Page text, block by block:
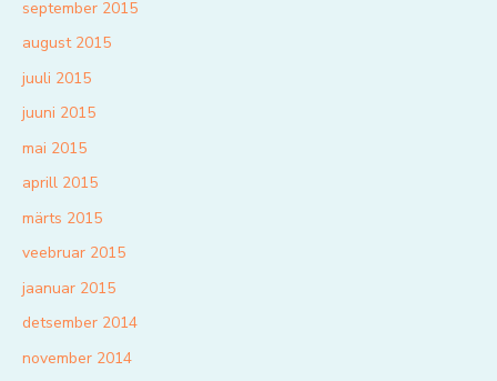
september 2015
august 2015
juuli 2015
juuni 2015
mai 2015
aprill 2015
märts 2015
veebruar 2015
jaanuar 2015
detsember 2014
november 2014